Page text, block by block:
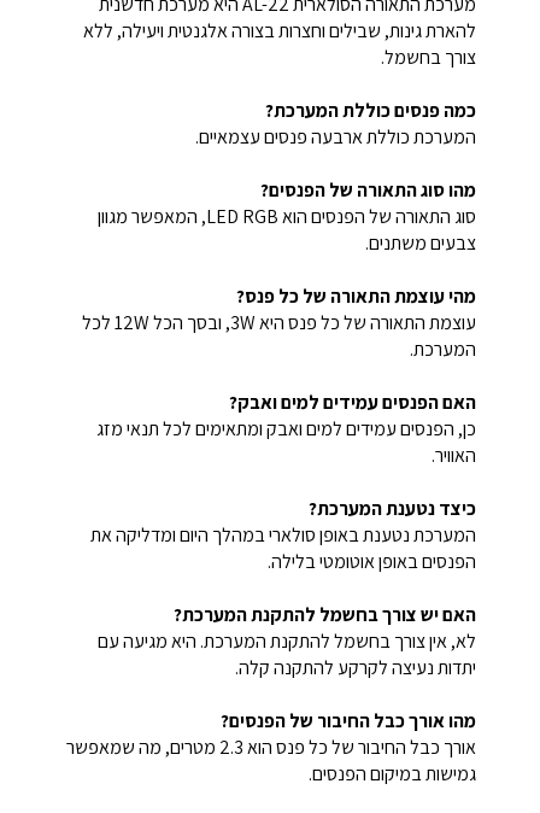
להארת גינות, שבילים וחצרות בצורה אלגנטית ויעילה, ללא
צורך בחשמל.
כמה פנסים כוללת המערכת?
המערכת כוללת ארבעה פנסים עצמאיים.
מהו סוג התאורה של הפנסים?
סוג התאורה של הפנסים הוא LED RGB, המאפשר מגוון
צבעים משתנים.
מהי עוצמת התאורה של כל פנס?
עוצמת התאורה של כל פנס היא 3W, ובסך הכל 12W לכל
המערכת.
האם הפנסים עמידים למים ואבק?
כן, הפנסים עמידים למים ואבק ומתאימים לכל תנאי מזג
האוויר.
כיצד נטענת המערכת?
המערכת נטענת באופן סולארי במהלך היום ומדליקה את
הפנסים באופן אוטומטי בלילה.
האם יש צורך בחשמל להתקנת המערכת?
לא, אין צורך בחשמל להתקנת המערכת. היא מגיעה עם
יתדות נעיצה לקרקע להתקנה קלה.
מהו אורך כבל החיבור של הפנסים?
אורך כבל החיבור של כל פנס הוא 2.3 מטרים, מה שמאפשר
גמישות במיקום הפנסים.